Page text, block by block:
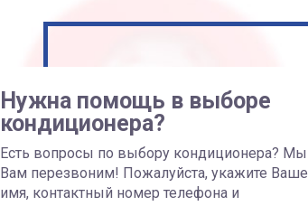
Нужна помощь в выборе
кондиционера?
Есть вопросы по выбору кондиционера? Мы
Вам перезвоним! Пожалуйста, укажите Ваше
имя, контактный номер телефона и